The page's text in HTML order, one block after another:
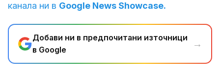
канала ни в Google News Showcase.
Добави ни в предпочитани източници
в Google
→